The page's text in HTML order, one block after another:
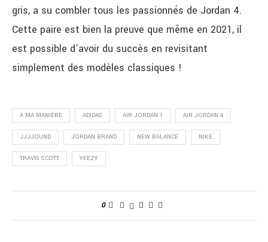
gris, a su combler tous les passionnés de Jordan 4.
Cette paire est bien la preuve que même en 2021, il
est possible d’avoir du succès en revisitant
simplement des modèles classiques !
A MA MANIÈRE ADIDAS AIR JORDAN 1 AIR JORDAN 4
JJJJOUND JORDAN BRAND NEW BALANCE NIKE
TRAVIS SCOTT YEEZY
0